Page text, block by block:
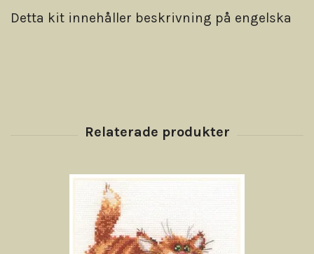
Detta kit innehåller beskrivning på engelska